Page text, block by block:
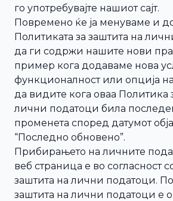
го употребувајте нашиот сајт.
Повремено ќе ја менуваме и
Политиката за заштита на
да ги содржи нашите нови
пример кога додаваме нова
функционалност или опција на
да видите кога оваа Политика
лични податоци била
променета според датумот
“Последно обновено”.
Прибирањето на личните
веб страница е во согласност
заштита на лични податоци.
заштитa на лични податоци е